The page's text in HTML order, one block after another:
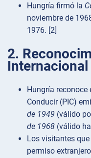
Hungría firmó la
noviembre de
1976. [2]
2.
Hungría
Conducir (PIC)
de 1949 (válido
de 1968 (válido
Los visitantes
permiso